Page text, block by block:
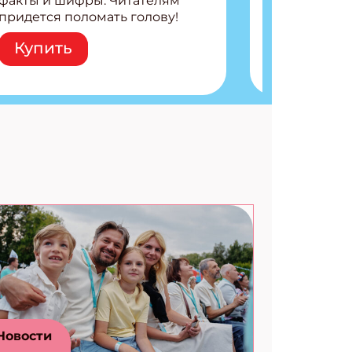
придется поломать голову!
Внутри: Шифры и
расшифровки Плетем
запутанные поделки
коды 3 комикса
Купить